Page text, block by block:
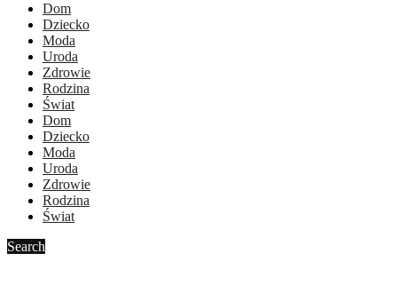
Dom
Dziecko
Moda
Uroda
Zdrowie
Rodzina
Świat
Dom
Dziecko
Moda
Uroda
Zdrowie
Rodzina
Świat
Search